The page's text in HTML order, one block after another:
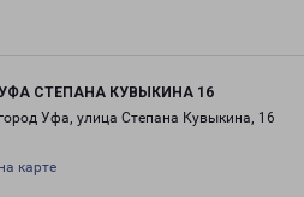
СТЕПАНА КУВЫКИНА 16
Уфа, улица Степана Кувыкина, 16
карте